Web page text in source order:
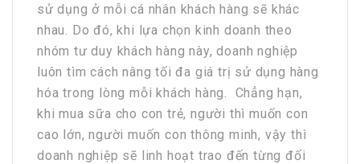
sử dụng ở mỗi cá nhân khách hàng sẽ khác
nhau. Do đó, khi lựa chọn kinh doanh theo
nhóm tư duy khách hàng này, doanh nghiệp
luôn tìm cách nâng tối đa giá trị sử dụng hàng
hóa trong lòng mỗi khách hàng. Chẳng hạn,
khi mua sữa cho con trẻ, người thì muốn con
cao lớn, người muốn con thông minh, vậy thì
doanh nghiệp sẽ linh hoạt trao đến từng đối